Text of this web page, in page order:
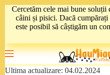
Sari
conținut
Cercetăm cele mai bune soluții
câini și pisici. Dacă
este posibil să câștigăm un
Ultima actualizare: 04.02.2024